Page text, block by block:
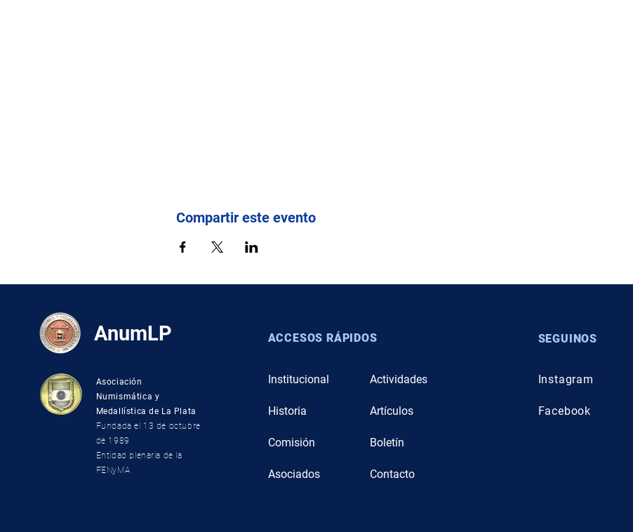
Compartir este evento
AnumLP
Asociación
Numismática y
Medallística de La Plata
Fundada el 13 de octubre
de 1989
Entidad plenaria de la
FENyMA
ACCESOS RÁPIDOS
Institucional
Historia
Comisión
Asociados
Actividades
Artículos
Boletín
Contacto
SEGUINOS
Instagram
Facebook